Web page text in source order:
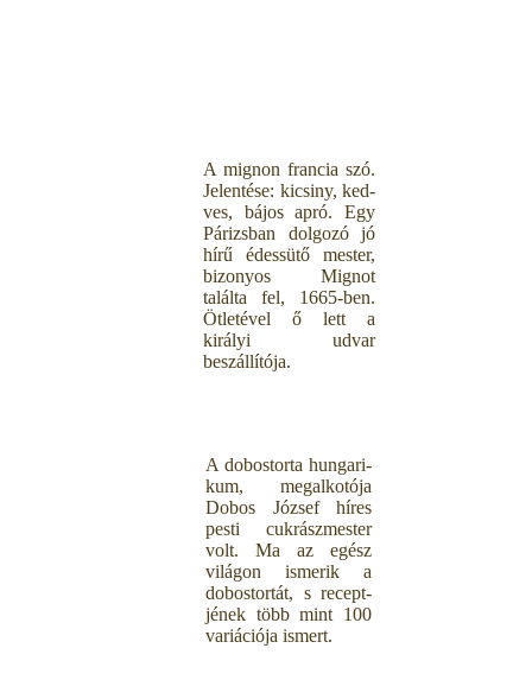
A mignon francia szó.
Jelentése: kicsiny, ked-
ves, bájos apró. Egy
Párizsban dolgozó jó
hírű édessütő mester,
bizonyos Mignot
találta fel, 1665-ben.
Ötletével ő lett a
királyi udvar
beszállítója.
A dobostorta hungari-
kum, megalkotója
Dobos József híres
pesti cukrászmester
volt. Ma az egész
világon ismerik a
dobostortát, s recept-
jének több mint 100
variációja ismert.